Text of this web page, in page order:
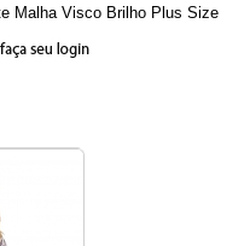
Malha Visco Brilho Plus Size